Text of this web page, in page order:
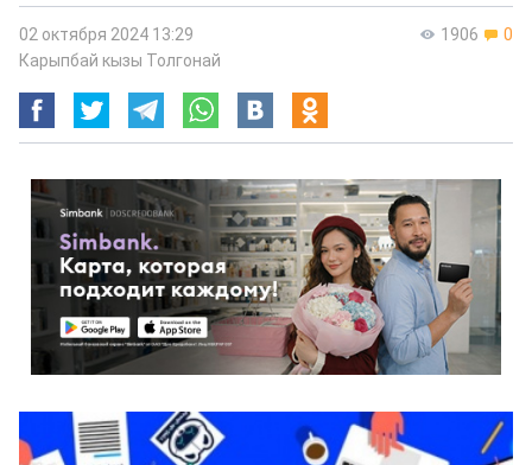
1906 0
02 октября 2024 13:29
Карыпбай кызы Толгонай